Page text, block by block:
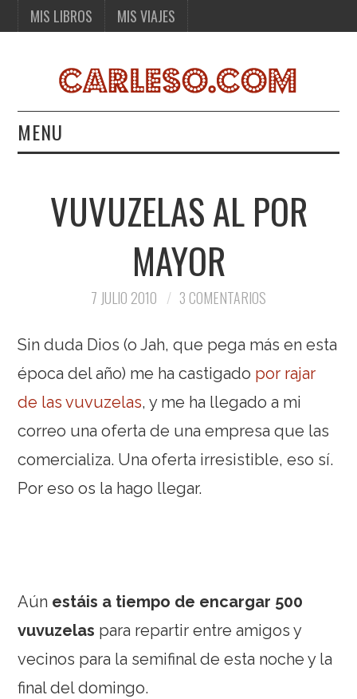
MIS LIBROS MIS VIAJES
MENU
MIS VIAJES
VUVUZELAS AL POR
MAYOR
7 JULIO 2010 3 COMENTARIOS
Sin duda Dios (o Jah, que pega más en esta
época del año) me ha castigado por rajar
de las vuvuzelas, y me ha llegado a mi
correo una oferta de una empresa que las
comercializa. Una oferta irresistible, eso sí.
Por eso os la hago llegar.
Aún estáis a tiempo de encargar 500
vuvuzelas para repartir entre amigos y
vecinos para la semifinal de esta noche y la
final del domingo.